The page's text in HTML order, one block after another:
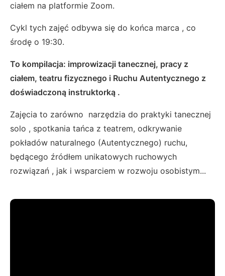
ciałem na platformie Zoom.
Cykl tych zajęć odbywa się do końca marca , co
środę o 19:30.
To kompilacja: improwizacji tanecznej, pracy z
ciałem, teatru fizycznego i Ruchu Autentycznego z
doświadczoną instruktorką .
Zajęcia to zarówno narzędzia do praktyki tanecznej
solo , spotkania tańca z teatrem, odkrywanie
pokładów naturalnego (Autentycznego) ruchu,
będącego źródłem unikatowych ruchowych
rozwiązań , jak i wsparciem w rozwoju osobistym...